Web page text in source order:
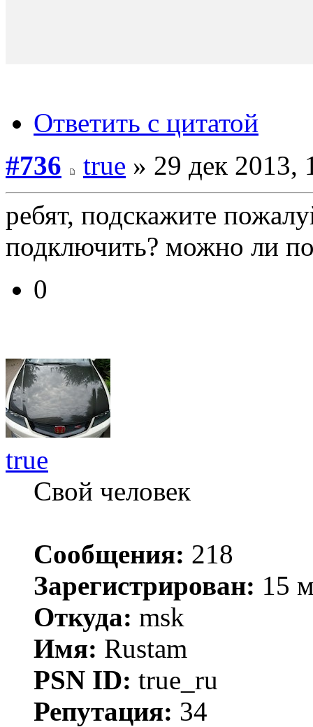
Ответить с цитатой
#736
true » 29 дек 2013,
ребят, подскажите
подключить? можно ли
0
true
Свой человек
Сообщения: 218
Зарегистрирован: 15
Откуда: msk
Имя: Rustam
PSN ID: true_ru
Репутация: 34